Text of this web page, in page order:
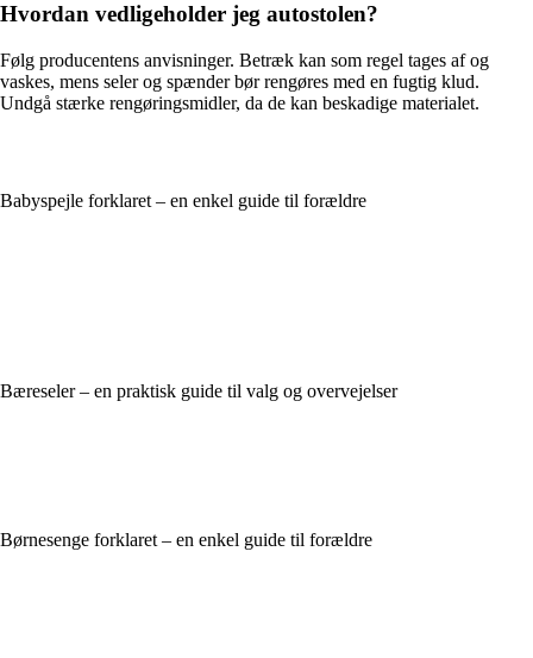
Hvordan vedligeholder jeg autostolen?
Følg producentens anvisninger. Betræk kan som regel tages af og
vaskes, mens seler og spænder bør rengøres med en fugtig klud.
Undgå stærke rengøringsmidler, da de kan beskadige materialet.
Babyspejle forklaret – en enkel guide til forældre
Bæreseler – en praktisk guide til valg og overvejelser
Børnesenge forklaret – en enkel guide til forældre